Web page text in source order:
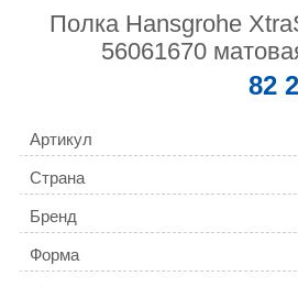
Полка Hansgrohe
56061670
82
Артикул
Страна
Бренд
Форма